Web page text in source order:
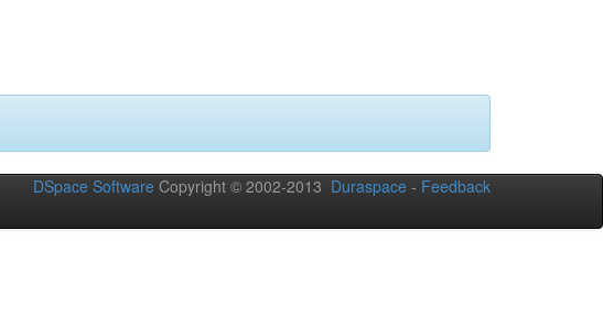
DSpace Software Copyright © 2002-2013 Duraspace - Feedback